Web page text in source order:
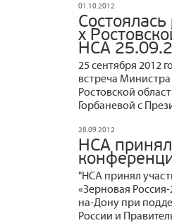
01.10.2012
х
НСА
25 сентября 2012
встреча Министра
Ростовской
Горбаневой с
28.09.2012
НСА
"НСА принял
«Зерновая
на-Дону при
России и